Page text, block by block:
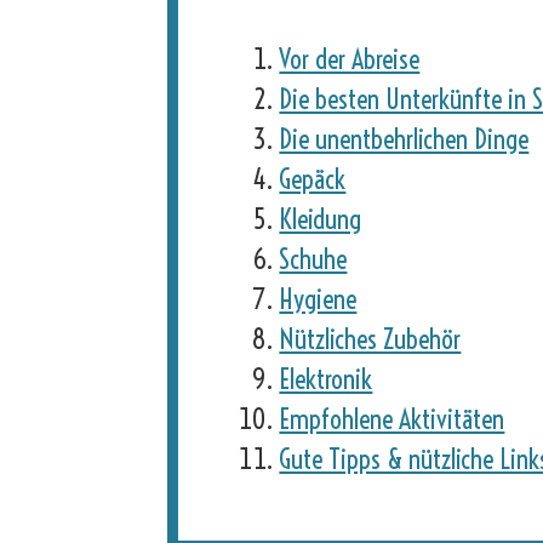
Vor der Abreise
Die besten Unterkünfte in
Die unentbehrlichen Dinge
Gepäck
Kleidung
Schuhe
Hygiene
Nützliches Zubehör
Elektronik
Empfohlene Aktivitäten
Gute Tipps & nützliche